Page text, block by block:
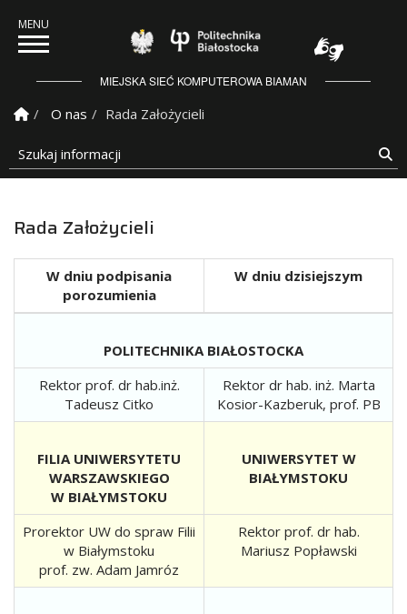
Politechnika
MIEJSKA SIEĆ KOMPUTEROWA BIAMAN
Strona Główna
O nas
Rada Założycieli
Szukaj informacji
Rada Założycieli
W dniu podpisania
porozumienia
W dniu dzisiejszym
POLITECHNIKA BIAŁOSTOCKA
Rektor prof. dr hab.inż.
Tadeusz Citko
Rektor dr hab. inż. Marta
Kosior-Kazberuk, prof. PB
FILIA UNIWERSYTETU
WARSZAWSKIEGO
W BIAŁYMSTOKU
UNIWERSYTET W
BIAŁYMSTOKU
Prorektor UW do spraw Filii
w Białymstoku
prof. zw. Adam Jamróz
Rektor prof. dr hab.
Mariusz Popławski